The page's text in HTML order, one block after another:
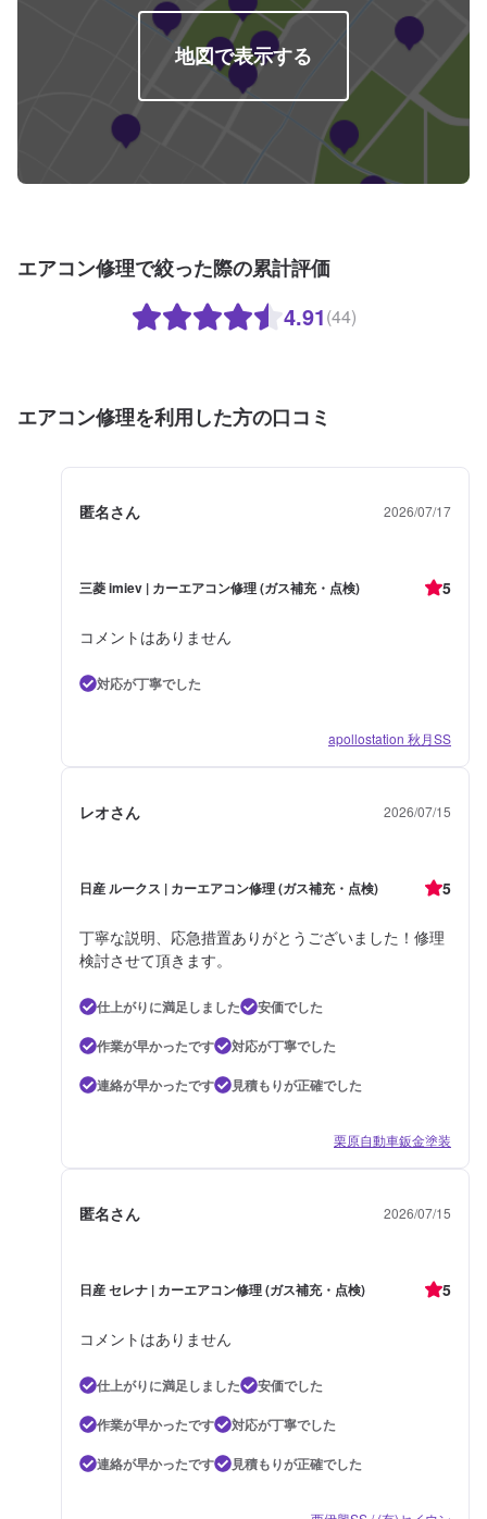
地図で表示する
エアコン修理で絞った際の累計評価
4.91(44)
エアコン修理を利用した方の口コミ
匿名さん 2026/07/17
三菱 imiev | カーエアコン修理 (ガス補充・点検) 5
コメントはありません
対応が丁寧でした
apollostation 秋月SS
レオさん 2026/07/15
日産 ルークス | カーエアコン修理 (ガス補充・点検) 5
丁寧な説明、応急措置ありがとうございました！修理
検討させて頂きます。
仕上がりに満足しました
安価でした
作業が早かったです
対応が丁寧でした
連絡が早かったです
見積もりが正確でした
栗原自動車鈑金塗装
匿名さん 2026/07/15
日産 セレナ | カーエアコン修理 (ガス補充・点検) 5
コメントはありません
仕上がりに満足しました
安価でした
作業が早かったです
対応が丁寧でした
連絡が早かったです
見積もりが正確でした